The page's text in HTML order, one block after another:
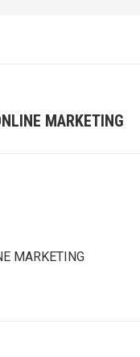
MARKETING
MARKETING